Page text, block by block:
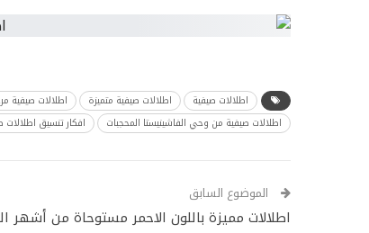
اطلالات صيفية اطلالات صيفية متميزة اطلالات صيفية
اطلالات صيفية من وحي الفاشينيستا المحجبات
افكار تنسيق اطلالات
الموضوع السابق
اطلالات مميزة باللون الاحمر مستوحاة من أشهر